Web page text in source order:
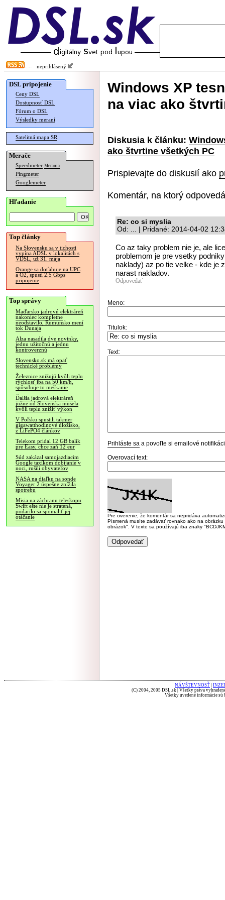
neprihlásený
DSL pripojenie
Ceny DSL
Dostupnosť DSL
Fórum o DSL
Výsledky meraní
Satelitná mapa SR
Merače
Speedmeter Merania
Pingmeter
Googlemeter
Hľadanie
Top články
Na Slovensku sa v tichosti
vypína ADSL v lokalitách s
VDSL, už 31. mája
Orange sa doťahuje na UPC
a O2, spustí 2.5 Gbps
pripojenie
Top správy
Maďarsko jadrovú elektráreň
nakoniec kompletne
neodstavilo, Rumunsko mení
tok Dunaja
Alza nasadila dve novinky,
jednu užitočnú a jednu
kontroverznú
Slovensko.sk má opäť
technické problémy
Železnice znižujú kvôli teplu
rýchlosť iba na 50 km/h,
spôsobuje to meškanie
Ďalšia jadrová elektráreň
južne od Slovenska musela
kvôli teplu znížiť výkon
V Poľsku spustili takmer
gigawatthodinové úložisko,
z LiFePO4 článkov
Telekom pridal 12 GB balík
pre Easy, chce zaň 12 eur
Súd zakázal samojazdiacim
Google taxíkom dobíjanie v
noci, rušili obyvateľov
NASA na diaľku na sonde
Voyager 2 úspešne znížila
spotrebu
Misia na záchranu teleskopu
Swift ešte nie je stratená,
podarilo sa spomaliť jej
otáčanie
Windows XP
na viac ako
Diskusia k článku:
ako štvrtine všetkých PC
Prispievajte do diskusií ako
Komentár, na ktorý
Re: co si myslia
Od: ... | Pridané: 2014-04-02
Co az taky problem nie je, ale
problemom je pre vsetky
naklady) az po tie velke - kde je
narast nakladov.
Odpovedať
Meno:
Titulok:
Text:
Prihláste sa a povoľte si emailové
Overovací text:
Pre overenie, že komentár sa nepridáva
Písmená musíte zadávať rovnako ako na
obrázok". V texte sa používajú iba znaky
NÁVŠTEVNOSŤ
(C) 2004, 2005 DSL.sk | Všetky práva
Všetky uvedené informácie sú